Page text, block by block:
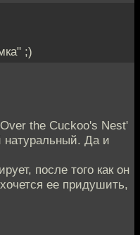
;)
the Cuckoo's Nest'
Да и
после того как он
ее придушить,